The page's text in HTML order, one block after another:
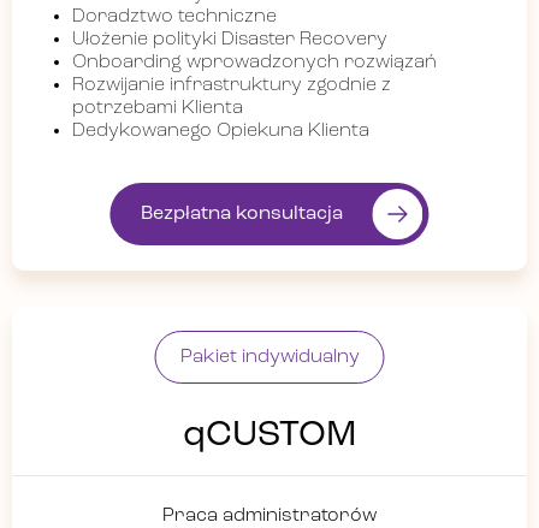
Doradztwo techniczne
Ułożenie polityki Disaster Recovery
Onboarding wprowadzonych rozwiązań
Rozwijanie infrastruktury zgodnie z
potrzebami Klienta
Dedykowanego Opiekuna Klienta
Bezpłatna konsultacja
Pakiet indywidualny
qCUSTOM
Praca administratorów